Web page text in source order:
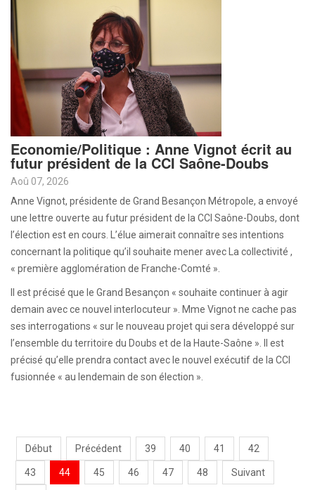
Economie/Politique : Anne Vignot écrit au
futur président de la CCI Saône-Doubs
Aoû 07, 2026
Anne Vignot, présidente de Grand Besançon Métropole, a envoyé
une lettre ouverte au futur président de la CCI Saône-Doubs, dont
l’élection est en cours. L’élue aimerait connaître ses intentions
concernant la politique qu’il souhaite mener avec La collectivité ,
« première agglomération de Franche-Comté ».
Il est précisé que le Grand Besançon « souhaite continuer à agir
demain avec ce nouvel interlocuteur ». Mme Vignot ne cache pas
ses interrogations « sur le nouveau projet qui sera développé sur
l’ensemble du territoire du Doubs et de la Haute-Saône ». Il est
précisé qu’elle prendra contact avec le nouvel exécutif de la CCI
fusionnée « au lendemain de son élection ».
Début Précédent 39 40 41 42
43 44 45 46 47 48 Suivant